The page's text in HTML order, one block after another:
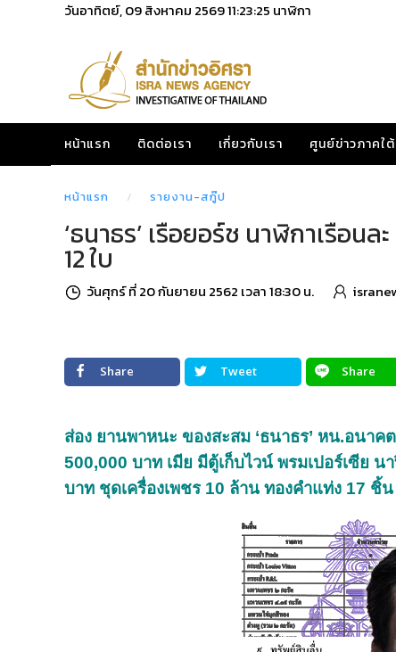
วันอาทิตย์, 09 สิงหาคม 256911:23:27 นาฬิกา
หน้าแรก ติดต่อเรา เกี่ยวกับเรา ศูนย์ข่าวภาคใต้
หน้าแรก รายงาน-สกู๊ป
‘ธนาธร’ เรือยอร์ช นาฬิกาเรือน
12 ใบ
วันศุกร์ ที่ 20 กันยายน 2562 เวลา 18:30 น.
Share Tweet Share
ส่อง ยานพาหนะ ของสะสม ‘ธนาธร’ หน.อนา
500,000 บาท เมีย มีตู้เก็บไวน์ พรมเปอร์เซีย
บาท ชุดเครื่องเพชร 10 ล้าน ทองคำแท่ง 17 ชิ้น